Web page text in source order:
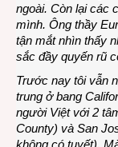
ngoài. Còn lại các
mình. Ông thầy
tận mắt nhìn thấy
sắc đầy quyến rũ
Trước nay tôi vẫn
trung ở bang
người Việt với 2
County) và San
không có tuyết).